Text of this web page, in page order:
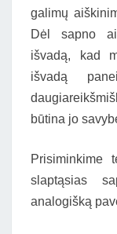
galimų
Dėl sapno
išvadą, kad
išvadą
būtina jo
Prisiminkime
slaptąsias
analogišką